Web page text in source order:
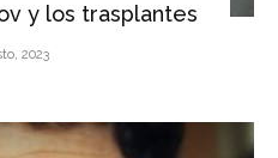
y los trasplantes
2023